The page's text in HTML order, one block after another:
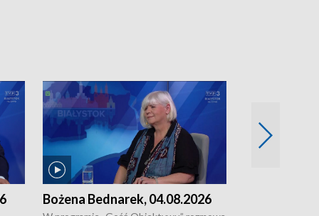
Bożena Bednarek, 04.08.2026